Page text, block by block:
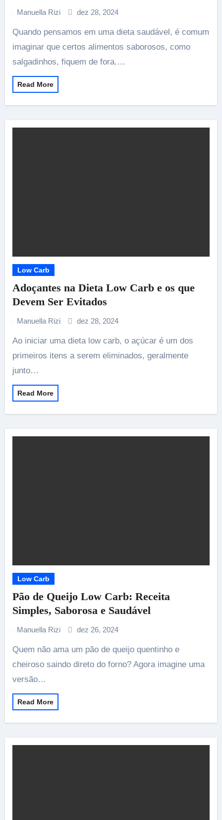
Manuella Rizi dez 28, 2024
Quando pensamos em uma dieta saudável, é comum
imaginar que certos alimentos saborosos, como
salgadinhos, fiquem de fora.…
Read More
Low Carb
Adoçantes na Dieta Low Carb e os que
Devem Ser Evitados
Manuella Rizi dez 28, 2024
Ao iniciar uma dieta low carb, o açúcar é um dos
primeiros itens a serem eliminados, geralmente
junto…
Read More
Low Carb
Pão de Queijo Low Carb: Receita
Simples, Saborosa e Saudável
Manuella Rizi dez 26, 2024
Quem não ama um pão de queijo quentinho e
cheiroso saindo direto do forno? Agora imagine uma
versão…
Read More